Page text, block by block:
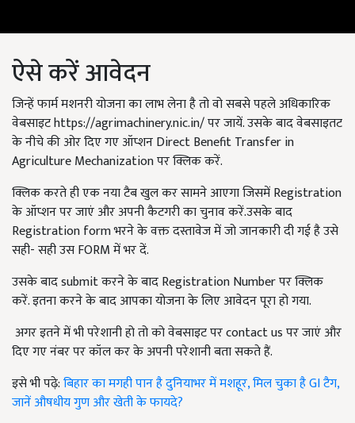
ऐसे करें आवेदन
जिन्हें फार्म मशनरी योजना का लाभ लेना है तो वो सबसे पहले अधिकारिक
वेबसाइटhttps://agrimachinery.nic.in/पर जायें.उसके बाद वेबसाइतट
के नीचे की ओर दिए गए ऑप्शनDirect Benefit Transfer in
Agriculture Mechanizationपर क्लिक करें.
क्लिक करते ही एक नया टैब खुल कर सामने आएगा जिसमें Registration
के ऑप्शन पर जाएं और अपनी कैटगरी का चुनाव करें.उसके बाद
Registration formभरने के वक्त दस्तावेज में जो जानकारी दी गई है उसे
सही- सही उसFORMमें भर दें.
उसके बाद submitकरने के बादRegistration Numberपर क्लिक
करें. इतना करने के बाद आपका योजना के लिए आवेदन पूरा हो गया.
अगर इतने में भी परेशानी हो तो को वेबसाइट पर contact usपर जाएं और
दिए गए नंबर पर कॉल कर के अपनी परेशानी बता सकते हैं.
इसे भी पढ़े:बिहार का मगही पान है दुनियाभर में मशहूर, मिल चुका है GI टैग,
जानें औषधीय गुण और खेती के फायदे?